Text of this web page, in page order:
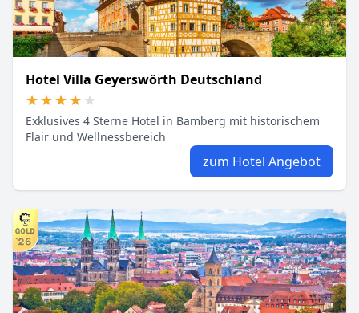
Hotel Villa Geyerswörth Deutschland
★★★★★
★★★★★
Exklusives 4 Sterne Hotel in Bamberg mit historischem
Flair und Wellnessbereich
zum Hotel Angebot